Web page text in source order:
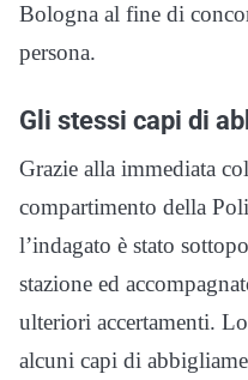
Bologna al fine di
persona.
Gli stessi capi di
Grazie alla immediata
compartimento della
l’indagato è stato
stazione ed
ulteriori accertamenti.
alcuni capi di